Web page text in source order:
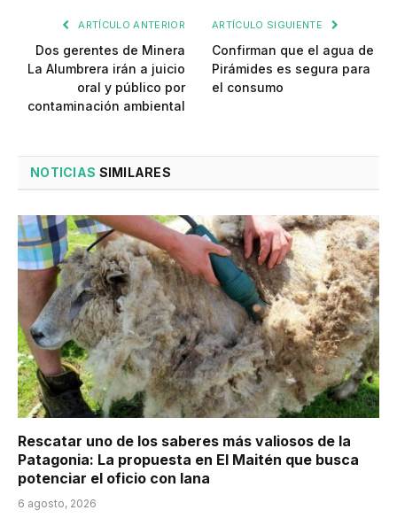
ARTÍCULO ANTERIOR
Dos gerentes de Minera
La Alumbrera irán a juicio
oral y público por
contaminación ambiental
ARTÍCULO SIGUIENTE
Confirman que el agua de
Pirámides es segura para
el consumo
NOTICIAS SIMILARES
Rescatar uno de los saberes más valiosos de la
Patagonia: La propuesta en El Maitén que busca
potenciar el oficio con lana
6 agosto, 2026